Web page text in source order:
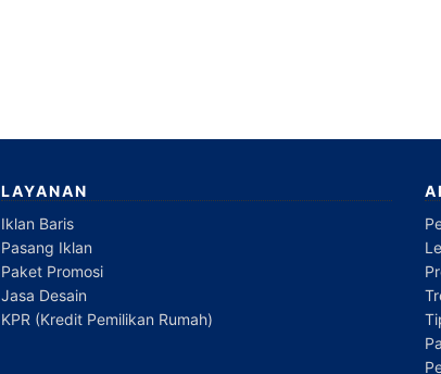
LAYANAN
Iklan Baris
Pasang Iklan
Paket Promosi
Jasa Desain
KPR (Kredit Pemilikan Rumah)